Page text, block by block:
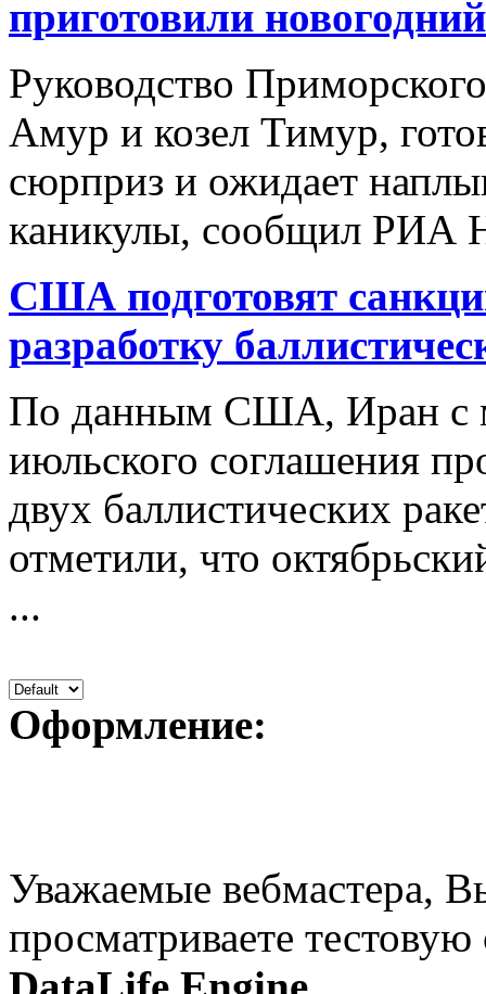
приготовили
Руководство
Амур и козел Тимур,
сюрприз и ожидает
каникулы, сообщил РИА
США подготовят
разработку
По данным США, Иран с
июльского соглашения
двух баллистических
отметили, что
...
Оформление:
Уважаемые вебмастера,
просматриваете